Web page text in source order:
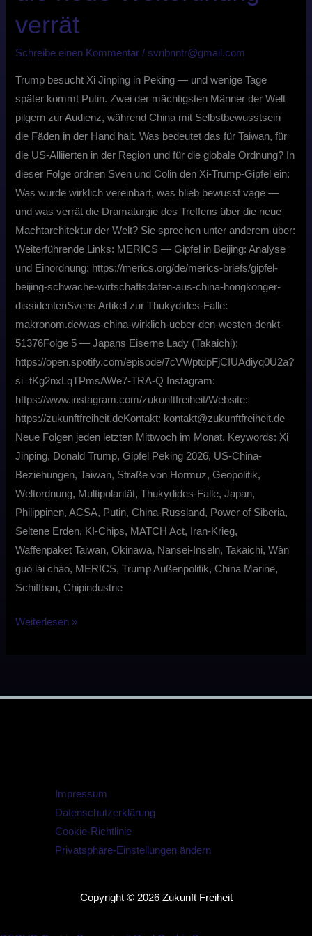
verrät
Schreibe einen Kommentar /svnbnntr@gmail.com
Trump besucht Xi Jinping in Peking — und wenige Tage
später kommt Putin. Zwei der mächtigsten Männer der Welt
pilgern zur Audienz, während China mit Selbstbewusstsein
die Fäden in der Hand hält. Was bedeutet das für Taiwan, für
die US-Alliierten in der Region und für die globale Ordnung? In
dieser Folge ordnen Sven und Colin den Xi-Trump-Gipfel ein:
Was wurde wirklich vereinbart, was blieb bewusst vage —
und was verrät die Dramaturgie des Treffens über die neue
Machtarchitektur der Welt? Sie sprechen unter anderem über:
Weiterführende Links: MERICS — Gipfel in Beijing: Analyse
und Einordnung: https://merics.org/de/merics-briefs/gipfel-
beijing-schwache-wirtschaftsdaten-aus-china-hongkonger-
dissidentenSvens Artikel zur Thukydides-Falle:
makronom.de/was-china-wirklich-ueber-den-westen-denkt-
51376Folge 5 — Japans Eiserne Lady (Takaichi):
https://open.spotify.com/episode/7cVWptdpFjCIUAdiyq0U2a?
si=tKg2nxLqTPmsAWe7-TRA-Q Instagram:
⁠https://www.instagram.com/zukunftfreiheit/⁠Website:
⁠https://zukunftfreiheit.de⁠Kontakt: ⁠kontakt@zukunftfreiheit.de⁠
Neue Folgen jeden letzten Mittwoch im Monat. Keywords: Xi
Jinping, Donald Trump, Gipfel Peking 2026, US-China-
Beziehungen, Taiwan, Straße von Hormuz, Geopolitik,
Weltordnung, Multipolarität, Thukydides-Falle, Japan,
Philippinen, ACSA, Putin, China-Russland, Power of Siberia,
Seltene Erden, KI-Chips, MATCH Act, Iran-Krieg,
Waffenpaket Taiwan, Okinawa, Nansei-Inseln, Takaichi, Wàn
guó lái cháo, MERICS, Trump Außenpolitik, China Marine,
Schiffbau, Chipindustrie
Weiterlesen »
Impressum
Datenschutzerklärung
Cookie-Richtlinie
Privatsphäre-Einstellungen ändern
Copyright © 2026 Zukunft Freiheit